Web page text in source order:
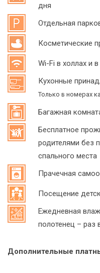
дня
Отдельная
Косметические
Wi-Fi в холлах и
Кухонные
Только в номерах
Багажная
Бесплатное
родителями без
спального места
Прачечная
Посещение
Ежедневная
полотенец – раз
Дополнительные